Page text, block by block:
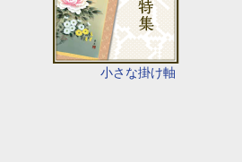
小さな掛け軸